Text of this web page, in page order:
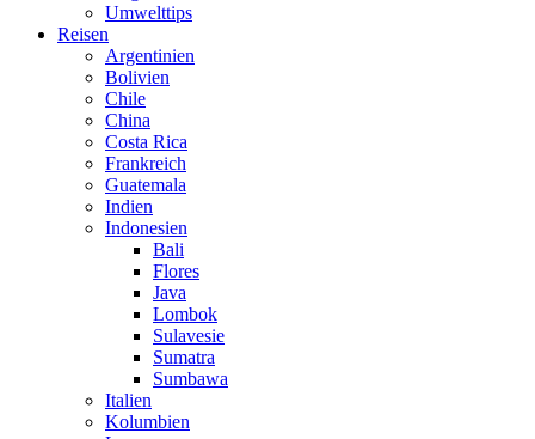
Umwelttips
Reisen
Argentinien
Bolivien
Chile
China
Costa Rica
Frankreich
Guatemala
Indien
Indonesien
Bali
Flores
Java
Lombok
Sulavesie
Sumatra
Sumbawa
Italien
Kolumbien